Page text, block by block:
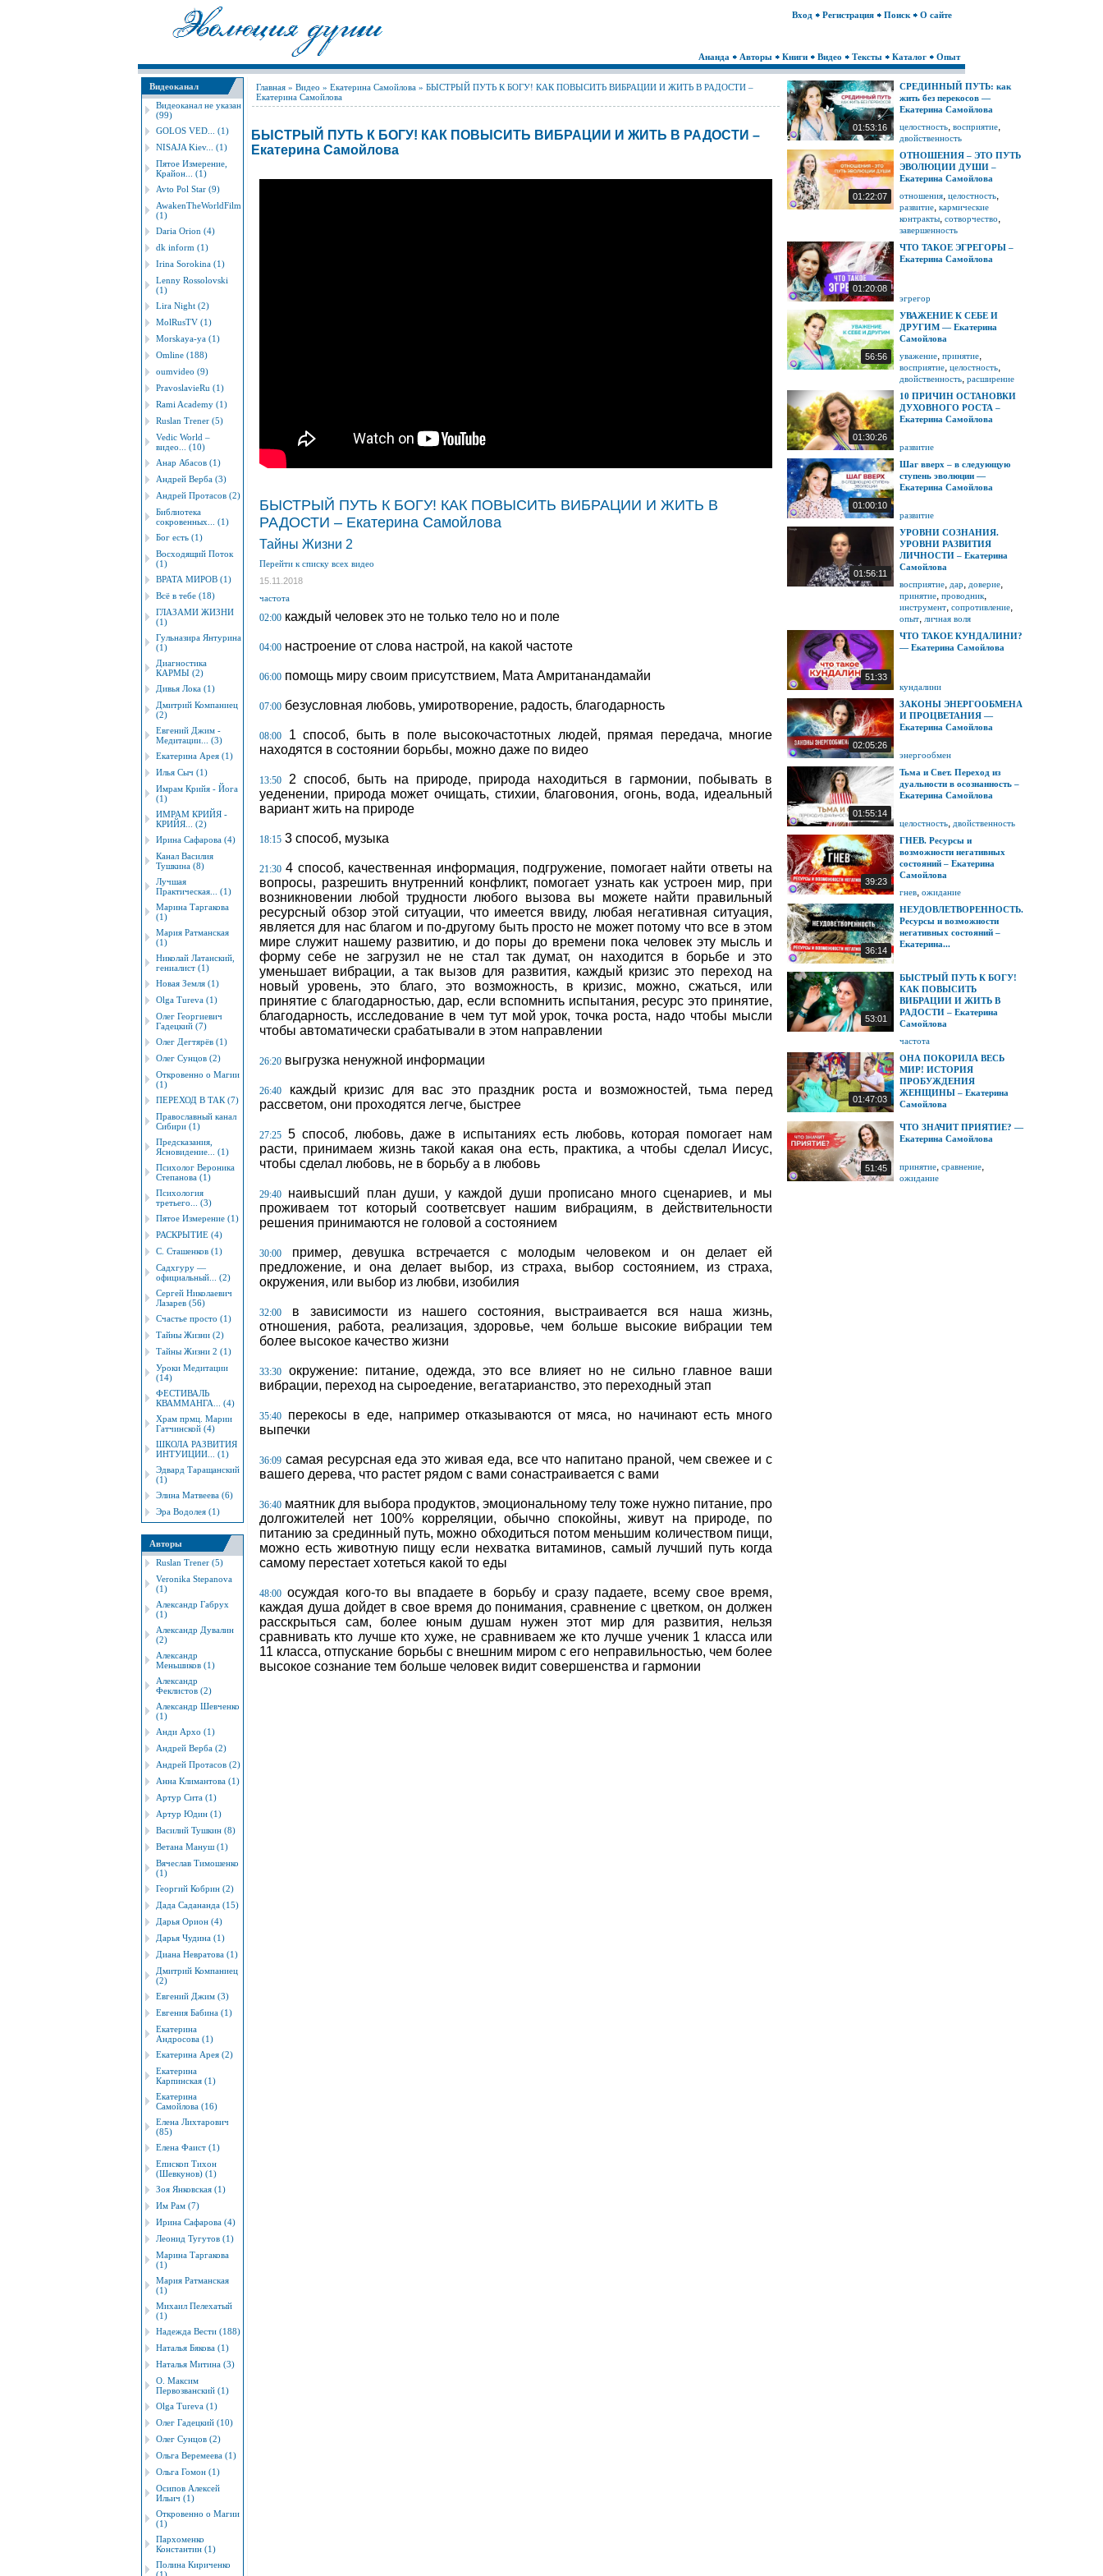
Вход Регистрация Поиск О сайте
Ананда Авторы Книги Видео Тексты Каталог Опыт
Видеоканал
Видеоканал не указан
(99)
GOLOS VED... (1)
NISAJA Kiev... (1)
Пятое Измерение,
Крайон... (1)
Avto Pol Star (9)
AwakenTheWorldFilm
(1)
Daria Orion (4)
dk inform (1)
Irina Sorokina (1)
Lenny Rossolovski
(1)
Lira Night (2)
MolRusTV (1)
Morskaya-ya (1)
Omline (188)
oumvideo (9)
PravoslavieRu (1)
Rami Academy (1)
Ruslan Trener (5)
Vedic World –
видео... (10)
Анар Абасов (1)
Андрей Верба (3)
Андрей Протасов (2)
Библиотека
сокровенных... (1)
Бог есть (1)
Восходящий Поток
(1)
ВРАТА МИРОВ (1)
Всё в тебе (18)
ГЛАЗАМИ ЖИЗНИ
(1)
Гульназира Янтурина
(1)
Диагностика
КАРМЫ (2)
Дивья Лока (1)
Дмитрий Компаниец
(2)
Евгений Джим -
Медитации... (3)
Екатерина Арея (1)
Илья Сыч (1)
Имрам Крийя - Йога
(1)
ИМРАМ КРИЙЯ -
КРИЙЯ... (2)
Ирина Сафарова (4)
Канал Василия
Тушкина (8)
Лучшая
Практическая... (1)
Марина Таргакова
(1)
Мария Ратманская
(1)
Николай Латанский,
гениалист (1)
Новая Земля (1)
Оlgа Tureva (1)
Олег Георгиевич
Гадецкий (7)
Олег Дегтярёв (1)
Олег Сунцов (2)
Откровенно о Магии
(1)
ПЕРЕХОД В ТАК (7)
Православный канал
Сибири (1)
Предсказания,
Ясновидение... (1)
Психолог Вероника
Степанова (1)
Психология
третьего... (3)
Пятое Измерение (1)
РАСКРЫТИЕ (4)
С. Сташенков (1)
Садхгуру —
официальный... (2)
Сергей Николаевич
Лазарев (56)
Счастье просто (1)
Тайны Жизни (2)
Тайны Жизни 2 (1)
Уроки Медитации
(14)
ФЕСТИВАЛЬ
КВАММАНГА... (4)
Храм прмц. Марии
Гатчинской (4)
ШКОЛА РАЗВИТИЯ
ИНТУИЦИИ... (1)
Эдвард Таращанский
(1)
Элина Матвеева (6)
Эра Водолея (1)
Авторы
Ruslan Trener (5)
Veronika Stepanova
(1)
Александр Габрух
(1)
Александр Дувалин
(2)
Александр
Меньшиков (1)
Александр
Феклистов (2)
Александр Шевченко
(1)
Анди Архо (1)
Андрей Верба (2)
Андрей Протасов (2)
Анна Климантова (1)
Артур Сита (1)
Артур Юдин (1)
Василий Тушкин (8)
Ветана Мануш (1)
Вячеслав Тимошенко
(1)
Георгий Кобрин (2)
Дада Садананда (15)
Дарья Орион (4)
Дарья Чудина (1)
Диана Невратова (1)
Дмитрий Компаниец
(2)
Евгений Джим (3)
Евгения Бабина (1)
Екатерина
Андросова (1)
Екатерина Арея (2)
Екатерина
Карпинская (1)
Екатерина
Самойлова (16)
Елена Лихтарович
(85)
Елена Фаист (1)
Епископ Тихон
(Шевкунов) (1)
Зоя Янковская (1)
Им Рам (7)
Ирина Сафарова (4)
Леонид Тугутов (1)
Марина Таргакова
(1)
Мария Ратманская
(1)
Михаил Пелехатый
(1)
Надежда Вести (188)
Наталья Бякова (1)
Наталья Митина (3)
О. Максим
Первозванский (1)
Оlgа Tureva (1)
Олег Гадецкий (10)
Олег Сунцов (2)
Ольга Веремеева (1)
Ольга Гомон (1)
Осипов Алексей
Ильич (1)
Откровенно о Магии
(1)
Пархоменко
Константин (1)
Полина Кириченко
Главная » Видео » Екатерина Самойлова » БЫСТРЫЙ ПУТЬ К БОГУ! КАК ПОВЫСИТЬ ВИБРАЦИИ И ЖИТЬ В РАДОСТИ –
Екатерина Самойлова
БЫСТРЫЙ ПУТЬ К БОГУ! КАК ПОВЫСИТЬ ВИБРАЦИИ И ЖИТЬ В РАДОСТИ –
Екатерина Самойлова
БЫСТРЫЙ ПУТЬ К БОГУ! КАК ПОВЫСИТЬ ВИБРАЦИИ И ЖИТЬ В
РАДОСТИ – Екатерина Самойлова
Тайны Жизни 2
Перейти к списку всех видео
15.11.2018
частота
02:00 каждый человек это не только тело но и поле
04:00 настроение от слова настрой, на какой частоте
06:00 помощь миру своим присутствием, Мата Амританандамайи
07:00 безусловная любовь, умиротворение, радость, благодарность
08:00
1 способ, быть в поле высокочастотных людей, прямая передача, многие
находятся в состоянии борьбы, можно даже по видео
13:50
2 способ, быть на природе, природа находиться в гармонии, побывать в
уеденении, природа может очищать, стихии, благовония, огонь, вода, идеальный
вариант жить на природе
18:15 3 способ, музыка
21:30 4 способ, качественная информация, подгружение, помогает найти ответы на
вопросы, разрешить внутренний конфликт, помогает узнать как устроен мир, при
возникновении любой трудности любого вызова вы можете найти правильный
ресурсный обзор этой ситуации, что имеется ввиду, любая негативная ситуация,
является для нас благом и по-другому быть просто не может потому что все в этом
мире служит нашему развитию, и до поры до времени пока человек эту мысль и
форму себе не загрузил не не стал так думат, он находится в борьбе и это
уменьшает вибрации, а так вызов для развития, каждый кризис это переход на
новый уровень, это благо, это возможность, в кризис, можно, сжаться, или
принятие с благодарностью, дар, если вспомнить испытания, ресурс это принятие,
благодарность, исследование в чем тут мой урок, точка роста, надо чтобы мысли
чтобы автоматически срабатывали в этом направлении
26:20 выгрузка ненужной информации
26:40
каждый кризис для вас это праздник роста и возможностей, тьма перед
рассветом, они проходятся легче, быстрее
27:25 5 способ, любовь, даже в испытаниях есть любовь, которая помогает нам
расти, принимаем жизнь такой какая она есть, практика, а чтобы сделал Иисус,
чтобы сделал любовь, не в борьбу а в любовь
29:40
наивысший план души, у каждой души прописано много сценариев, и мы
проживаем тот который соответсвует нашим вибрациям, в действительности
решения принимаются не головой а состоянием
30:00
пример, девушка встречается с молодым человеком и он делает ей
предложение, и она делает выбор, из страха, выбор состоянием, из страха,
окружения, или выбор из любви, изобилия
32:00
в зависимости из нашего состояния, выстраивается вся наша жизнь,
отношения, работа, реализация, здоровье, чем больше высокие вибрации тем
более высокое качество жизни
33:30
окружение: питание, одежда, это все влияет но не сильно главное ваши
вибрации, переход на сыроедение, вегатарианство, это переходный этап
35:40
перекосы в еде, например отказываются от мяса, но начинают есть много
выпечки
36:09 самая ресурсная еда это живая еда, все что напитано праной, чем свежее и с
вашего дерева, что растет рядом с вами сонастраивается с вами
36:40 маятник для выбора продуктов, эмоциональному телу тоже нужно питание, про
долгожителей нет 100% корреляции, обычно спокойны, живут на природе, по
питанию за срединный путь, можно обходиться потом меньшим количеством пищи,
можно есть животную пищу если нехватка витаминов, самый лучший путь когда
самому перестает хотеться какой то еды
48:00 осуждая кого-то вы впадаете в борьбу и сразу падаете, всему свое время,
каждая душа дойдет в свое время до понимания, сравнение с цветком, он должен
расскрыться сам, более юным душам нужен этот мир для развития, нельзя
сравнивать кто лучше кто хуже, не сравниваем же кто лучше ученик 1 класса или
11 класса, отпускание борьбы с внешним миром с его неправильностью, чем более
высокое сознание тем больше человек видит совершенства и гармонии
01:53:16
СРЕДИННЫЙ ПУТЬ: как
жить без перекосов —
Екатерина Самойлова
целостность, восприятие,
двойственность
01:22:07
ОТНОШЕНИЯ – ЭТО ПУТЬ
ЭВОЛЮЦИИ ДУШИ –
Екатерина Самойлова
отношения, целостность,
развитие, кармические
контракты, сотворчество,
завершенность
01:20:08
ЧТО ТАКОЕ ЭГРЕГОРЫ –
Екатерина Самойлова
эгрегор
56:56
УВАЖЕНИЕ К СЕБЕ И
ДРУГИМ — Екатерина
Самойлова
уважение, принятие,
восприятие, целостность,
двойственность, расширение
01:30:26
10 ПРИЧИН ОСТАНОВКИ
ДУХОВНОГО РОСТА –
Екатерина Самойлова
развитие
01:00:10
Шаг вверх – в следующую
ступень эволюции —
Екатерина Самойлова
развитие
01:56:11
УРОВНИ СОЗНАНИЯ.
УРОВНИ РАЗВИТИЯ
ЛИЧНОСТИ – Екатерина
Самойлова
восприятие, дар, доверие,
принятие, проводник,
инструмент, сопротивление,
опыт, личная воля
51:33
ЧТО ТАКОЕ КУНДАЛИНИ?
— Екатерина Самойлова
кундалини
02:05:26
ЗАКОНЫ ЭНЕРГООБМЕНА
И ПРОЦВЕТАНИЯ —
Екатерина Самойлова
энергообмен
01:55:14
Тьма и Свет. Переход из
дуальности в осознанность –
Екатерина Самойлова
целостность, двойственность
39:23
ГНЕВ. Ресурсы и
возможности негативных
состояний – Екатерина
Самойлова
гнев, ожидание
36:14
НЕУДОВЛЕТВОРЕННОСТЬ.
Ресурсы и возможности
негативных состояний –
Екатерина...
53:01
БЫСТРЫЙ ПУТЬ К БОГУ!
КАК ПОВЫСИТЬ
ВИБРАЦИИ И ЖИТЬ В
РАДОСТИ – Екатерина
Самойлова
частота
01:47:03
ОНА ПОКОРИЛА ВЕСЬ
МИР! ИСТОРИЯ
ПРОБУЖДЕНИЯ
ЖЕНЩИНЫ – Екатерина
Самойлова
51:45
ЧТО ЗНАЧИТ ПРИЯТИЕ? —
Екатерина Самойлова
принятие, сравнение,
ожидание